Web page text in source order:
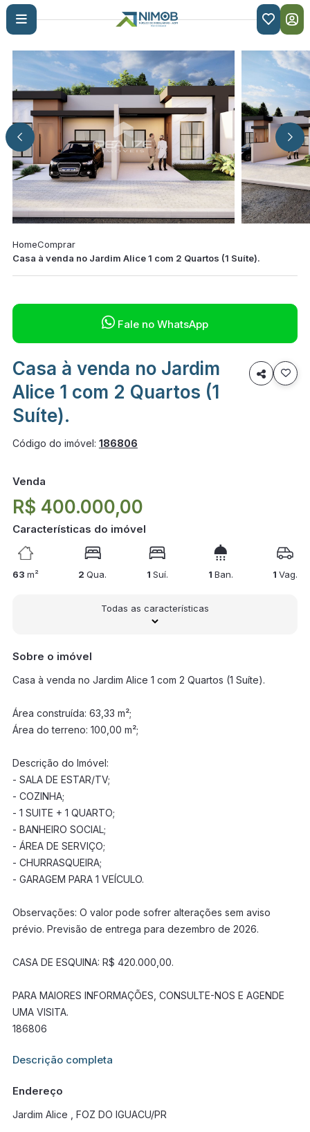

HomeComprar
Casa à venda no Jardim Alice 1 com 2 Quartos (1 Suíte).
 Fale no WhatsApp
Casa à venda no Jardim
Alice 1 com 2 Quartos (1
Suíte).

Código do imóvel: 186806
Venda
R$ 400.000,00
Características do imóvel
63 m² 2Qua. 1 Suí. 1 Ban. 1Vag.
Todas as características
Sobre o imóvel
Casa à venda no Jardim Alice 1 com 2 Quartos (1 Suíte).
Área construída: 63,33 m²;
Área do terreno: 100,00 m²;
Descrição do Imóvel:
- SALA DE ESTAR/TV;
- COZINHA;
- 1 SUITE + 1 QUARTO;
- BANHEIRO SOCIAL;
- ÁREA DE SERVIÇO;
- CHURRASQUEIRA;
- GARAGEM PARA 1 VEÍCULO.
Observações: O valor pode sofrer alterações sem aviso
prévio. Previsão de entrega para dezembro de 2026.
CASA DE ESQUINA: R$ 420.000,00.
PARA MAIORES INFORMAÇÕES, CONSULTE-NOS E AGENDE
UMA VISITA.
186806
Informações adicionais sobre este imóvel estarão disponíveis
Descrição completa
Endereço
Jardim Alice , FOZ DO IGUACU/PR